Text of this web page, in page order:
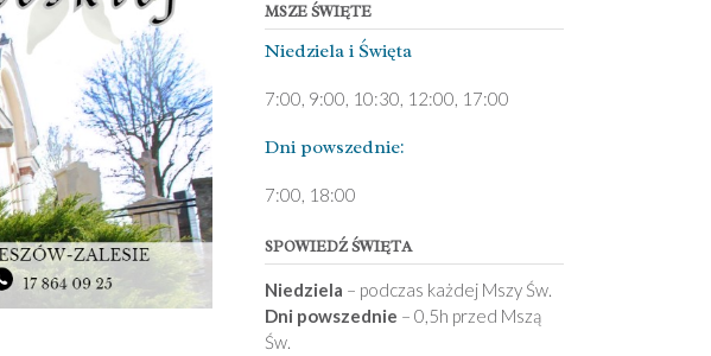
MSZE ŚWIĘTE
Niedziela ­i Święta
7:00, 9:00, 10:30, 12:00, 17:00
Dni pows­zednie:
7­:00, 18:00­
SPOWIEDŹ ŚWIĘTA
Niedziela – podczas każdej Mszy Św.
Dni powszednie – 0,5h przed Mszą
Św.